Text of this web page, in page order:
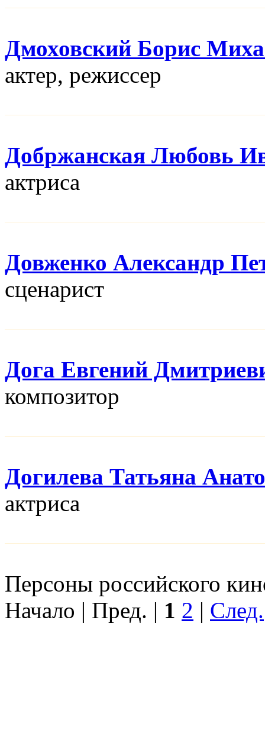
Дмоховский Борис
актер, режисcер
Добржанская Любовь
актриса
Довженко Александр
сценарист
Дога Евгений
композитор
Догилева Татьяна
актриса
Персоны российского
Начало | Пред. | 1 2 | След.